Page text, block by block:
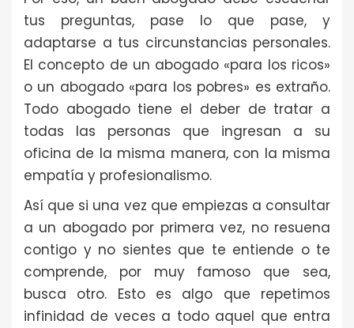
tus preguntas, pase lo que pase, y
adaptarse a tus circunstancias personales.
El concepto de un abogado «para los ricos»
o un abogado «para los pobres» es extraño.
Todo abogado tiene el deber de tratar a
todas las personas que ingresan a su
oficina de la misma manera, con la misma
empatía y profesionalismo.
Así que si una vez que empiezas a consultar
a un abogado por primera vez, no resuena
contigo y no sientes que te entiende o te
comprende, por muy famoso que sea,
busca otro. Esto es algo que repetimos
infinidad de veces a todo aquel que entra